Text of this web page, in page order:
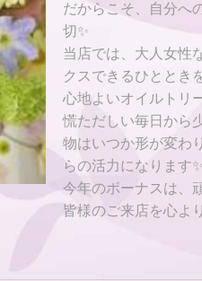
だからこそ、自分へ
切✨
当店では、大人女性
クスできるひととき
心地よいオイルトリ
慌ただしい毎日から
物はいつか形が変わ
らの活力になります✨
今年のボーナスは、
皆様のご来店を心よ